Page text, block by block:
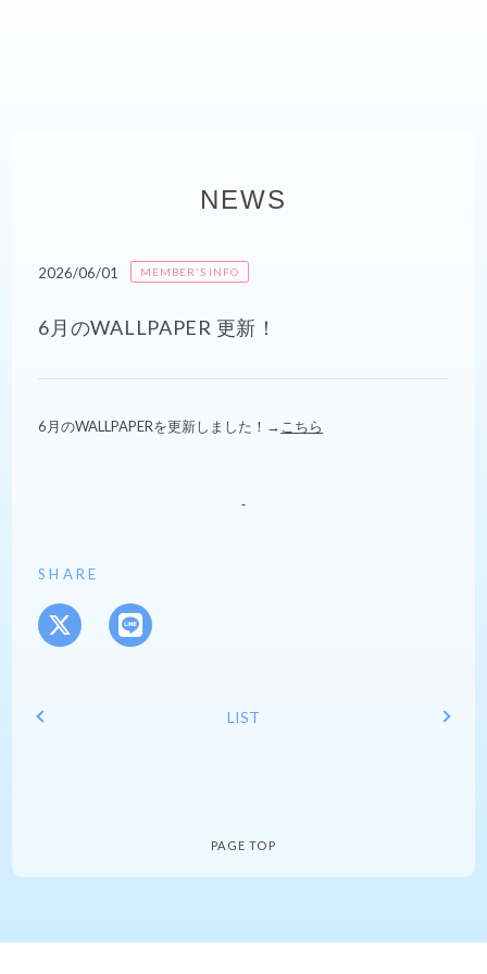
NEWS
2026/06/01 MEMBER'S INFO
6月のWALLPAPER 更新！
6月のWALLPAPERを更新しました！→ こちら
SHARE
LIST
PAGE TOP